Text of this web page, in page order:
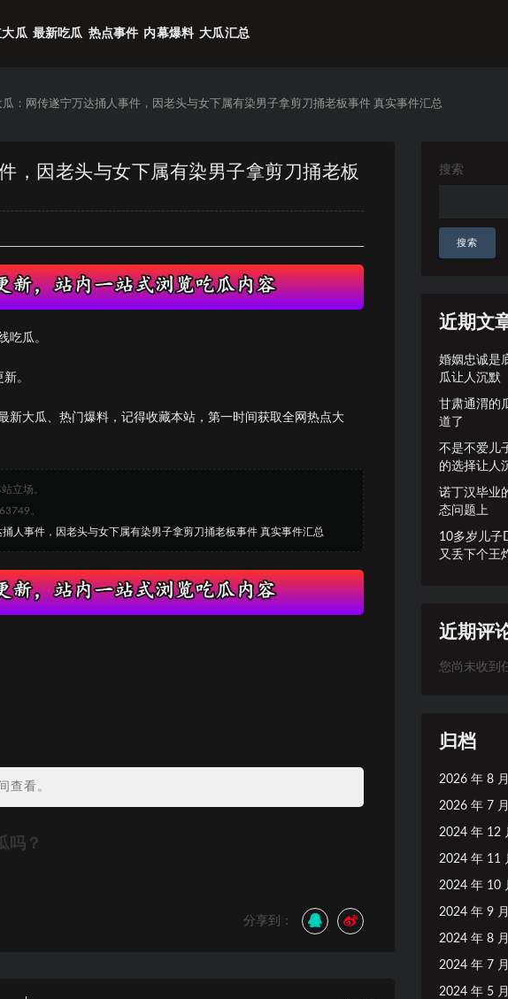
大瓜 最新吃瓜 热点事件 内幕爆料 大瓜汇总
：网传遂宁万达捅人事件，因老头与女下属有染男子拿剪刀捅老板事件 真实事件汇总
，因老头与女下属有染男子拿剪刀捅老板
吃瓜。
。
新大瓜、热门爆料，记得收藏本站，第一时间获取全网热点大
立场。
。
人事件，因老头与女下属有染男子拿剪刀捅老板事件 真实事件汇总
查看。
吗？
分享到：
搜索
搜索
近期文
婚姻忠诚是
瓜让人沉默
甘肃通渭的
道了
不是不爱儿
的选择让人
诺丁汉毕业
态问题上
10多岁儿子
又丢下个王
近期评
您尚未收到
归档
2026 年 8 月
2026 年 7 月
2024 年 12
2024 年 11
2024 年 10
2024 年 9 月
2024 年 8 月
2024 年 7 月
2024 年 5 月